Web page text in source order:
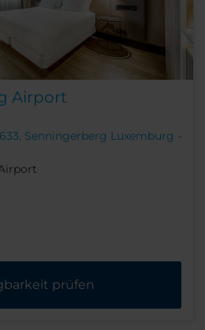
Airport
Senningerberg Luxemburg -
prüfen